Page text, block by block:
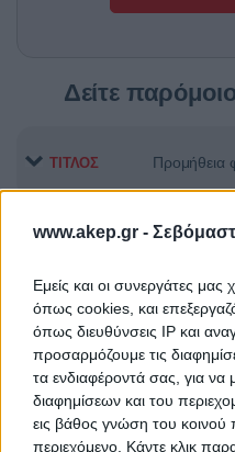
www.akep.gr -
Εμείς και οι συνεργάτες μας
όπως cookies, και
όπως διευθύνσεις IP και
προσαρμόζουμε τις
τα ενδιαφέροντά σας, για
διαφημίσεων και του
εις βάθος γνώση του κοινού
περιεχόμενο. Κάντε κλικ
Δείτε
ΤΙΤΛΟΣ Προμήθεια
ΤΙΤΛΟΣ
Προμήθεια
εννέα